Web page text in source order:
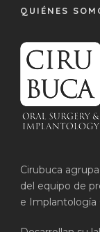
QUIÉNES
Cirubuca
del equipo de
e Implantología